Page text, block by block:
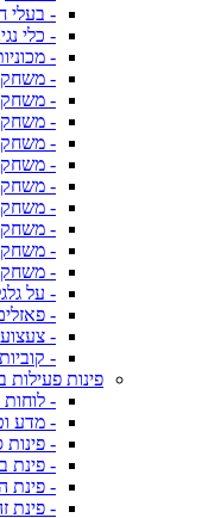
- בעלי
- כלי
-
-
-
-
-
-
-
-
-
-
-
- על
-
-
-
פינות פעילות
-
- מדע
- פינות
- פינת
- פינת
- פינת